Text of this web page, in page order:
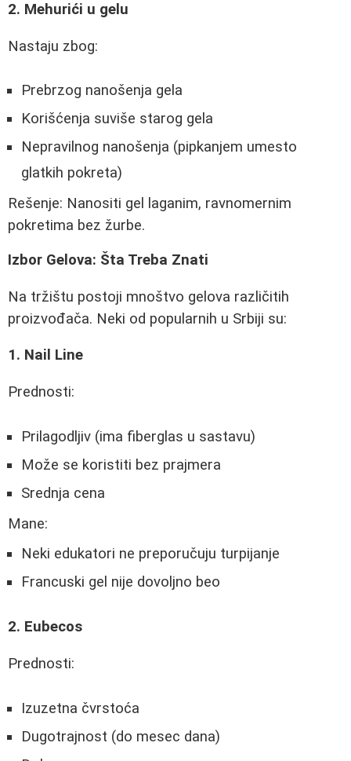
2. Mehurići u gelu
Nastaju zbog:
Prebrzog nanošenja gela
Korišćenja suviše starog gela
Nepravilnog nanošenja (pipkanjem umesto
glatkih pokreta)
Rešenje: Nanositi gel laganim, ravnomernim
pokretima bez žurbe.
Izbor Gelova: Šta Treba Znati
Na tržištu postoji mnoštvo gelova različitih
proizvođača. Neki od popularnih u Srbiji su:
1. Nail Line
Prednosti:
Prilagodljiv (ima fiberglas u sastavu)
Može se koristiti bez prajmera
Srednja cena
Mane:
Neki edukatori ne preporučuju turpijanje
Francuski gel nije dovoljno beo
2. Eubecos
Prednosti:
Izuzetna čvrstoća
Dugotrajnost (do mesec dana)